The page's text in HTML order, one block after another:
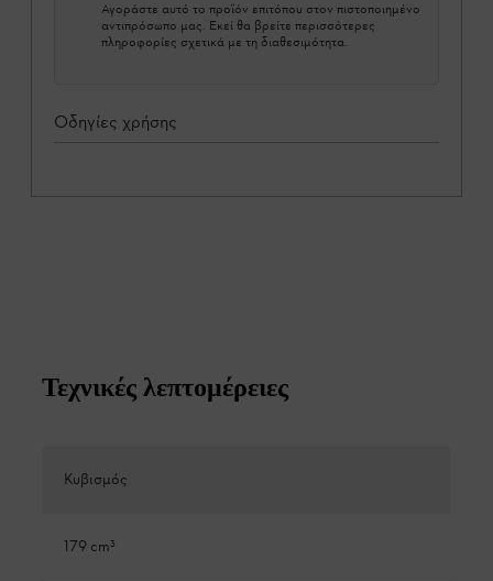
Αγοράστε αυτό το προϊόν επιτόπου στον πιστοποιημένο
αντιπρόσωπο μας. Εκεί θα βρείτε περισσότερες
πληροφορίες σχετικά με τη διαθεσιμότητα.
Οδηγίες χρήσης
Τεχνικές λεπτομέρειες
Κυβισμός
179 cm³